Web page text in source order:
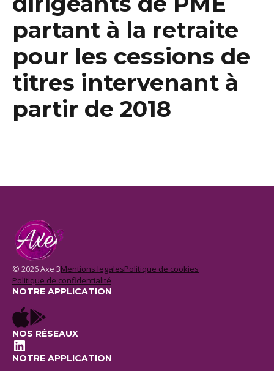
partant à la retraite
pour les cessions de
titres intervenant à
partir de 2018
© 2026 Axe 3Mentions legalesPolitique de cookies
Politique de confidentialité
NOTRE APPLICATION
NOS RÉSEAUX
LinkedIn
NOTRE APPLICATION